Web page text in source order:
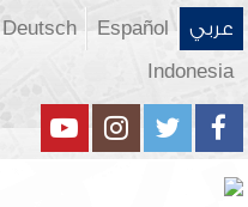
عربي Español
Deutsch
Indonesia